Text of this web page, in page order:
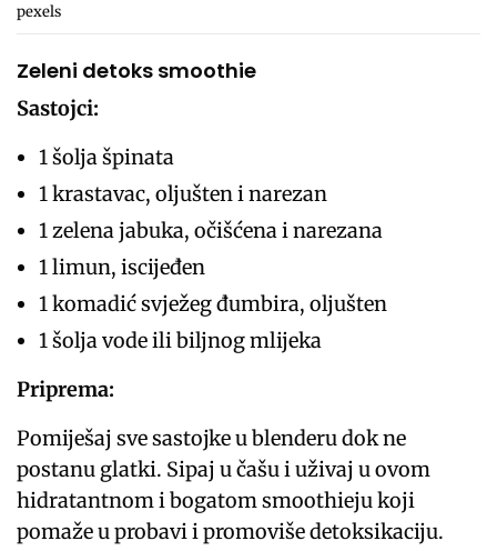
pexels
Zeleni detoks smoothie
Sastojci:
1 šolja špinata
1 krastavac, oljušten i narezan
1 zelena jabuka, očišćena i narezana
1 limun, iscijeđen
1 komadić svježeg đumbira, oljušten
1 šolja vode ili biljnog mlijeka
Priprema:
Pomiješaj sve sastojke u blenderu dok ne
postanu glatki. Sipaj u čašu i uživaj u ovom
hidratantnom i bogatom smoothieju koji
pomaže u probavi i promoviše detoksikaciju.